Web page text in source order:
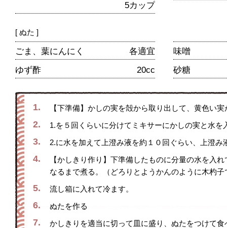
5カップ
[ ぬた ]
ごま、葉にんにく 各適宜
味噌
ゆず酢
20cc 砂糖
1. 【下準備】かしの実を殻から取り出して、黄色い
2. 1.を５回くらいに分けてミキサーにかしの実と水
3. 2.に水を加えて上澄み液を約１０回ぐらい、上澄
4.
【かしきり作り】下準備したものに分量の水を入
なるまで煮る。（どろりとようかんのように木杓
5. 流し箱に入れて冷ます。
6. ぬたを作る
7. かしきりを適当に切って皿に盛り、ぬたをつけて食